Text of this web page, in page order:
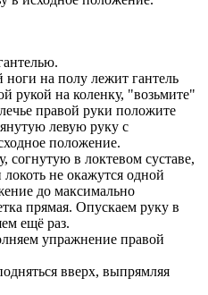
ноги на полу лежит гантель
рукой на коленку, "возьмите"
правой руки положите
левую руку с
положение.
в локтевом суставе,
не окажутся одной
до максимально
прямая. Опускаем руку в
ещё раз.
упражнение правой
вверх, выпрямляя